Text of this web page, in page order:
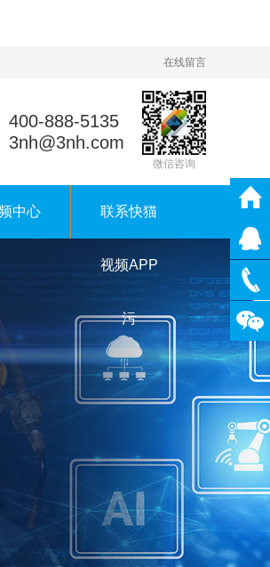
在线留言
微信咨询
400-888-5135
3nh@3nh.com
中心 联系快猫
视频APP
污